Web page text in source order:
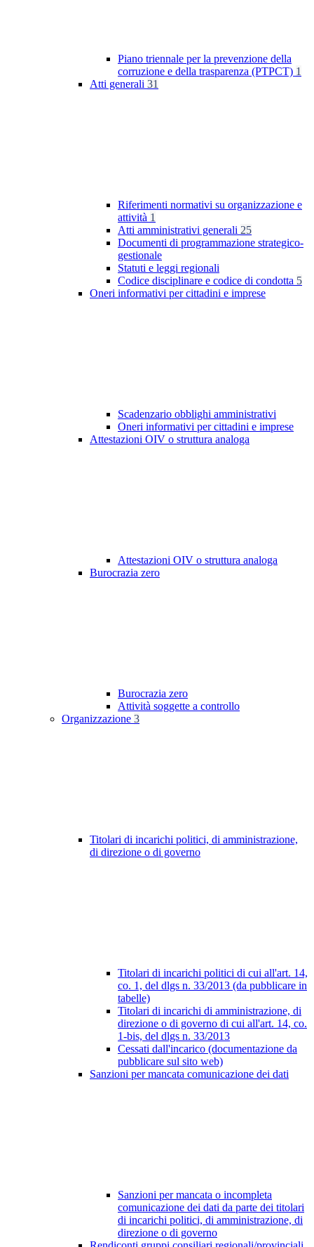
Piano triennale per la prevenzione della
corruzione e della trasparenza (PTPCT) 1
Atti generali 31
Riferimenti normativi su organizzazione e
attività 1
Atti amministrativi generali 25
Documenti di programmazione strategico-
gestionale
Statuti e leggi regionali
Codice disciplinare e codice di condotta 5
Oneri informativi per cittadini e imprese
Scadenzario obblighi amministrativi
Oneri informativi per cittadini e imprese
Attestazioni OIV o struttura analoga
Attestazioni OIV o struttura analoga
Burocrazia zero
Burocrazia zero
Attività soggette a controllo
Organizzazione 3
Titolari di incarichi politici, di amministrazione,
di direzione o di governo
Titolari di incarichi politici di cui all'art. 14,
co. 1, del dlgs n. 33/2013 (da pubblicare in
tabelle)
Titolari di incarichi di amministrazione, di
direzione o di governo di cui all'art. 14, co.
1-bis, del dlgs n. 33/2013
Cessati dall'incarico (documentazione da
pubblicare sul sito web)
Sanzioni per mancata comunicazione dei dati
Sanzioni per mancata o incompleta
comunicazione dei dati da parte dei titolari
di incarichi politici, di amministrazione, di
direzione o di governo